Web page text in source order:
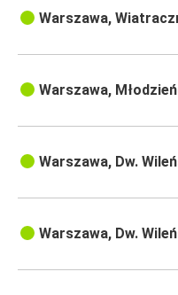
Warszawa,
Warszawa,
Warszawa, Dw.
Warszawa, Dw.